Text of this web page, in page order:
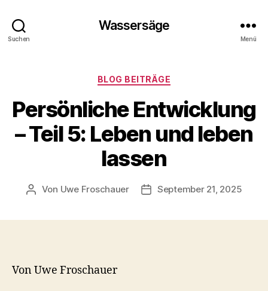
Suchen
Wassersäge
Menü
Kategorien
BLOG BEITRÄGE
Persönliche Entwicklung
– Teil 5: Leben und leben
lassen
Beitragsautor
Von Uwe Froschauer Beitragsdatum
September 21, 2025
Von Uwe Froschauer